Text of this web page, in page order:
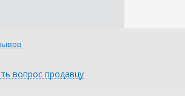
вопрос продавцу